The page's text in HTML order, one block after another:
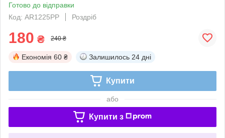
Готово до відправки
Код: AR1225PP
Роздріб
180 ₴ 240 ₴
Економія 60 ₴ Залишилось 24 дні
Купити
або
Купити з